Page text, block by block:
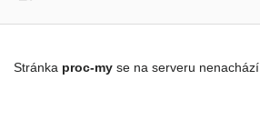
Stránka proc-my se na serveru nenachází.